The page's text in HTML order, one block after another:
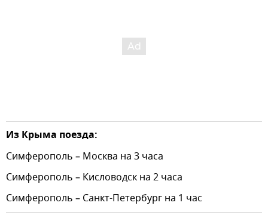
Из Крыма поезда:
Симферополь – Москва на 3 часа
Симферополь – Кисловодск на 2 часа
Симферополь – Санкт-Петербург на 1 час